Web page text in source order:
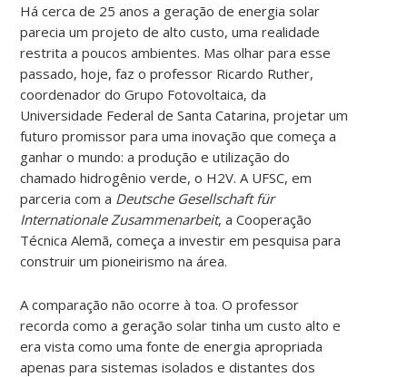
Há cerca de 25 anos a geração de energia solar
parecia um projeto de alto custo, uma realidade
restrita a poucos ambientes. Mas olhar para esse
passado, hoje, faz o professor Ricardo Ruther,
coordenador do Grupo Fotovoltaica, da
Universidade Federal de Santa Catarina, projetar um
futuro promissor para uma inovação que começa a
ganhar o mundo: a produção e utilização do
chamado hidrogênio verde, o H2V. A UFSC, em
parceria com a Deutsche Gesellschaft für
Internationale Zusammenarbeit, a Cooperação
Técnica Alemã, começa a investir em pesquisa para
construir um pioneirismo na área.
A comparação não ocorre à toa. O professor
recorda como a geração solar tinha um custo alto e
era vista como uma fonte de energia apropriada
apenas para sistemas isolados e distantes dos